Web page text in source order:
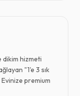
dikim hizmeti
"1'e 3 sık
premium